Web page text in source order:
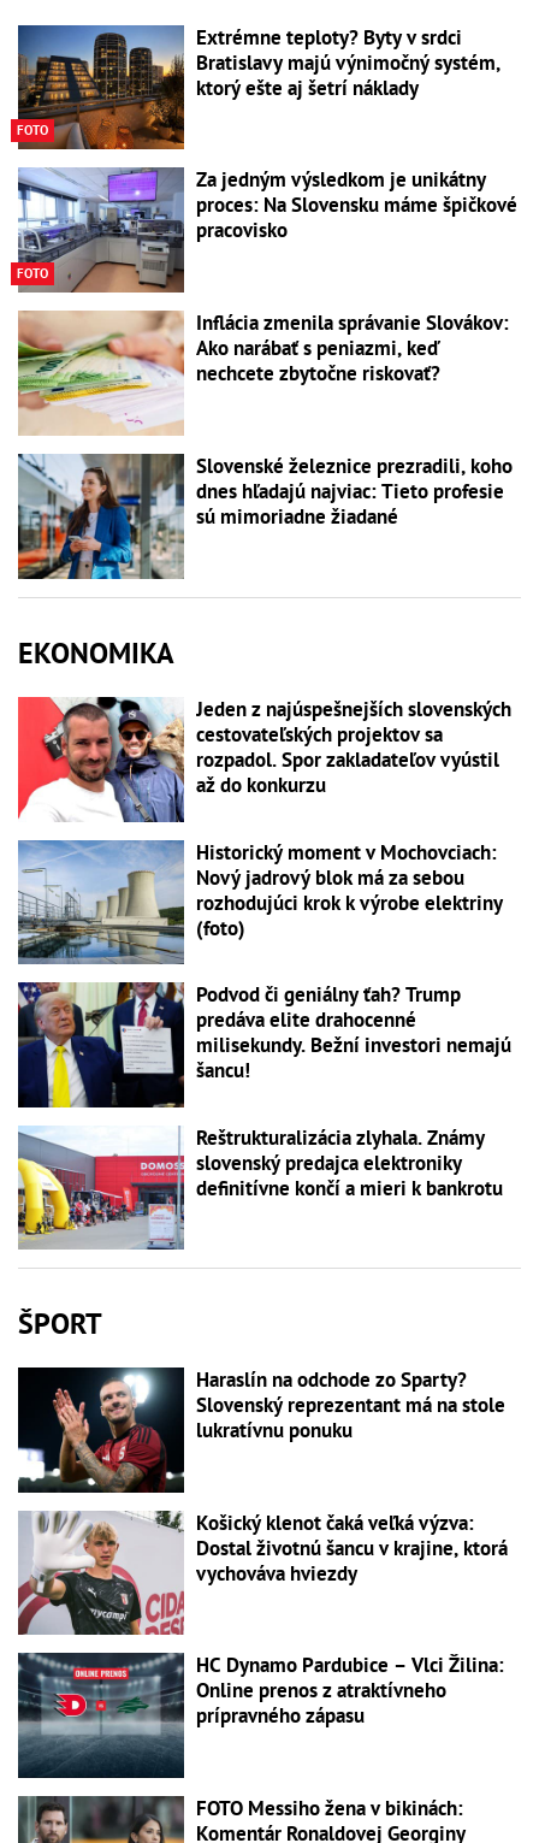
FOTO
Extrémne teploty? Byty v srdci
Bratislavy majú výnimočný systém,
ktorý ešte aj šetrí náklady
FOTO
Za jedným výsledkom je unikátny
proces: Na Slovensku máme špičkové
pracovisko
Inflácia zmenila správanie Slovákov:
Ako narábať s peniazmi, keď
nechcete zbytočne riskovať?
Slovenské železnice prezradili, koho
dnes hľadajú najviac: Tieto profesie
sú mimoriadne žiadané
EKONOMIKA
Jeden z najúspešnejších slovenských
cestovateľských projektov sa
rozpadol. Spor zakladateľov vyústil
až do konkurzu
Historický moment v Mochovciach:
Nový jadrový blok má za sebou
rozhodujúci krok k výrobe elektriny
(foto)
Podvod či geniálny ťah? Trump
predáva elite drahocenné
milisekundy. Bežní investori nemajú
šancu!
Reštrukturalizácia zlyhala. Známy
slovenský predajca elektroniky
definitívne končí a mieri k bankrotu
ŠPORT
Haraslín na odchode zo Sparty?
Slovenský reprezentant má na stole
lukratívnu ponuku
Košický klenot čaká veľká výzva:
Dostal životnú šancu v krajine, ktorá
vychováva hviezdy
HC Dynamo Pardubice – Vlci Žilina:
Online prenos z atraktívneho
prípravného zápasu
FOTO Messiho žena v bikinách:
Komentár Ronaldovej Georginy